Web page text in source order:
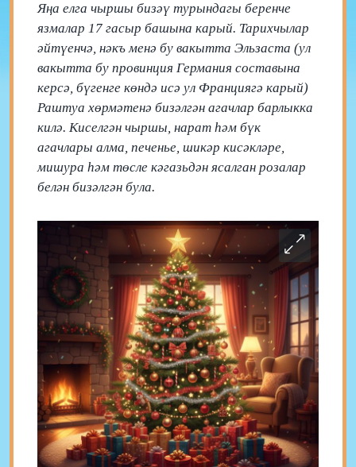
Яңа елга чыршы бизәү турындагы беренче
язмалар 17 гасыр башына карый. Тарихчылар
әйтүенчә, нәкъ менә бу вакытта Эльзаста (ул
вакытта бу провинция Германия составына
керсә, бүгенге көндә исә ул Франциягә карый)
Раштуа хөрмәтенә бизәлгән агачлар барлыкка
килә. Киселгән чыршы, нарат һәм бүк
агачлары алма, печенье, шикәр кисәкләре,
мишура һәм төсле кәгазьдән ясалган розалар
белән бизәлгән була.